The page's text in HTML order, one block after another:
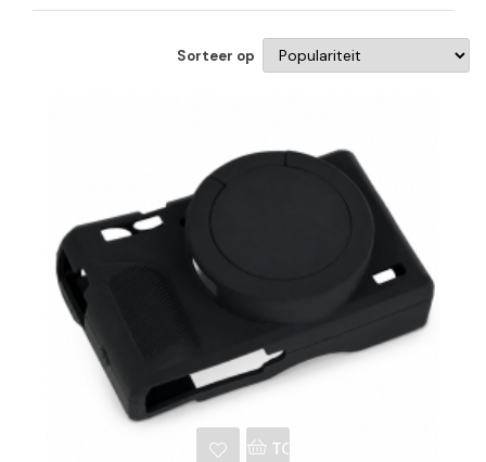
Sorteer op
TOEVOEGEN AAN